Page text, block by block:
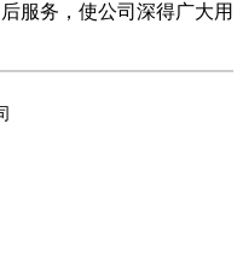
服务，使公司深得广大用